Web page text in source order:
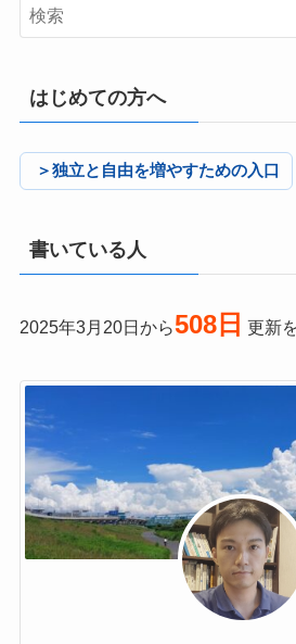
はじめての方へ
＞独立と自由を増やすための入口
書いている人
2025年3月20日から508日 更新